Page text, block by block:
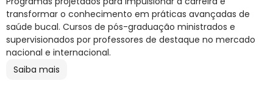
transformar o conhecimento em práticas avançadas de
saúde bucal. Cursos de pós-graduação ministrados e
supervisionados por professores de destaque no mercado
nacional e internacional.
Saiba mais